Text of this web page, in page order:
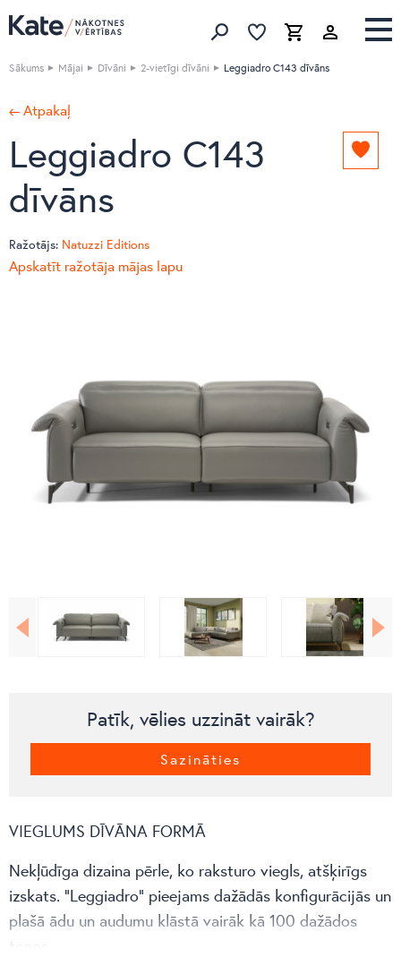
Meklēt produktus
IzlaseGrozs Izlase
Sākums Mājai Dīvāni 2-vietīgi dīvāni Leggiadro C143 dīvāns
← Atpakaļ
Leggiadro C143
dīvāns
Ražotājs: Natuzzi Editions
Apskatīt ražotāja mājas lapu
Patīk, vēlies uzzināt vairāk?
Sazināties
VIEGLUMS DĪVĀNA FORMĀ
Nekļūdīga dizaina pērle, ko raksturo viegls, atšķirīgs
izskats. “Leggiadro” pieejams dažādās konfigurācijās un
plašā ādu un audumu klāstā vairāk kā 100 dažādos
toņos.